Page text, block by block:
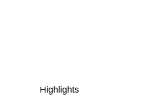
Highlights